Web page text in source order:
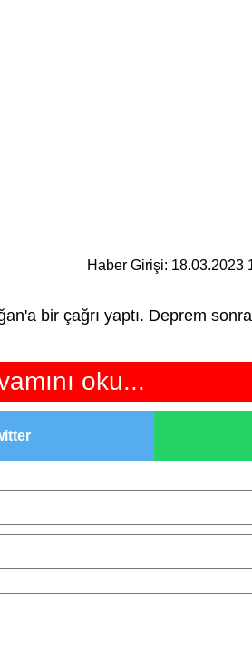
Haber Girişi: 18.03.2023
bir çağrı yaptı. Deprem
oku...